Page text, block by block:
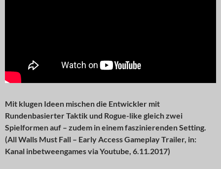
Mit klugen Ideen mischen die Entwickler mit
Rundenbasierter Taktik und Rogue-like gleich zwei
Spielformen auf – zudem in einem faszinierenden Setting.
(All Walls Must Fall – Early Access Gameplay Trailer, in:
Kanal inbetweengames via Youtube, 6.11.2017)